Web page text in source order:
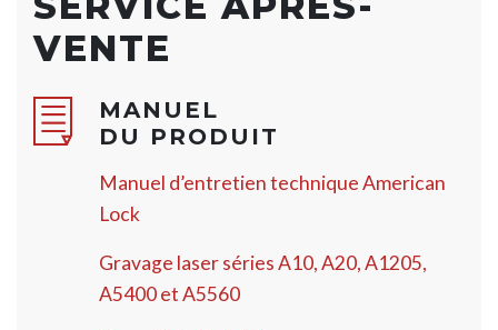
VENTE
MANUEL
DU PRODUIT
Manuel d’entretien technique American
Lock
Gravage laser séries A10, A20, A1205,
A5400 et A5560